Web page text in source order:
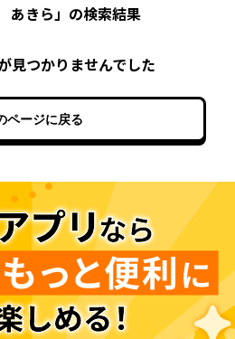
あきら」の検索結果
見つかりませんでした
ページに戻る